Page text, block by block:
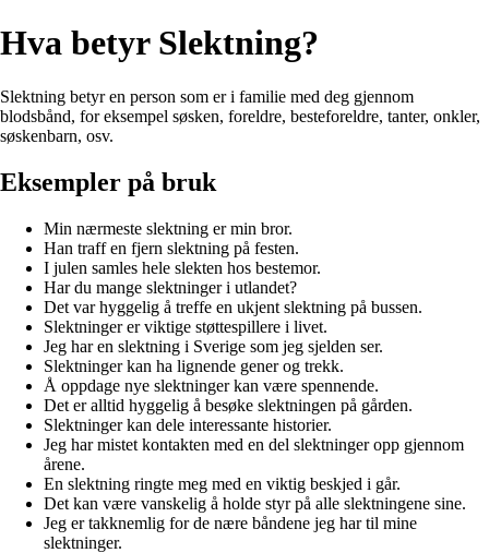
Hva betyr Slektning?
Slektning betyr en person som er i familie med deg gjennom
blodsbånd, for eksempel søsken, foreldre, besteforeldre, tanter, onkler,
søskenbarn, osv.
Eksempler på bruk
Min nærmeste slektning er min bror.
Han traff en fjern slektning på festen.
I julen samles hele slekten hos bestemor.
Har du mange slektninger i utlandet?
Det var hyggelig å treffe en ukjent slektning på bussen.
Slektninger er viktige støttespillere i livet.
Jeg har en slektning i Sverige som jeg sjelden ser.
Slektninger kan ha lignende gener og trekk.
Å oppdage nye slektninger kan være spennende.
Det er alltid hyggelig å besøke slektningen på gården.
Slektninger kan dele interessante historier.
Jeg har mistet kontakten med en del slektninger opp gjennom
årene.
En slektning ringte meg med en viktig beskjed i går.
Det kan være vanskelig å holde styr på alle slektningene sine.
Jeg er takknemlig for de nære båndene jeg har til mine
slektninger.